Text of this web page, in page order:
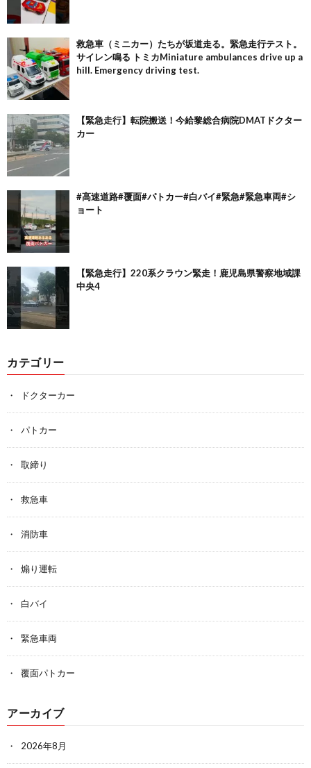
救急車（ミニカー）たちが坂道走る。緊急走行テスト。
サイレン鳴る トミカMiniature ambulances drive up a
hill. Emergency driving test.
【緊急走行】転院搬送！今給黎総合病院DMATドクター
カー
#高速道路#覆面#パトカー#白バイ#緊急#緊急車両#シ
ョート
【緊急走行】220系クラウン緊走！鹿児島県警察地域課
中央4
カテゴリー
ドクターカー
パトカー
取締り
救急車
消防車
煽り運転
白バイ
緊急車両
覆面パトカー
アーカイブ
2026年8月